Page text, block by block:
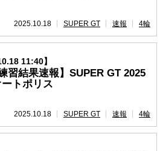
2025.10.18 SUPER GT 速報 4輪
11:40】
習結果速報】SUPER GT 2025
トポリス
2025.10.18 SUPER GT 速報 4輪